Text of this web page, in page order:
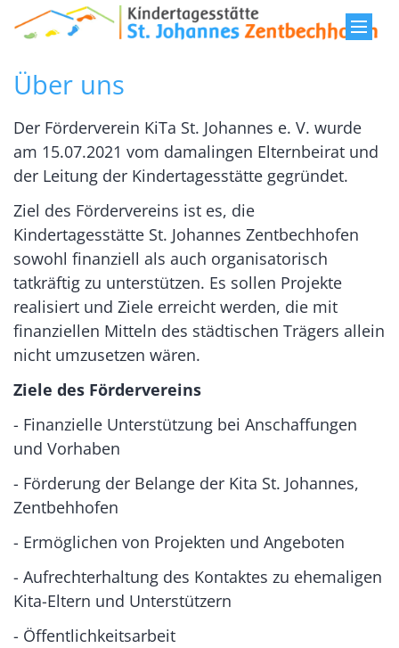
Zum Inhalt springen
Über uns
Der Förderverein KiTa St. Johannes e. V. wurde
am 15.07.2021 vom damalingen Elternbeirat und
der Leitung der Kindertagesstätte gegründet.
Ziel des Fördervereins ist es, die
Kindertagesstätte St. Johannes Zentbechhofen
sowohl finanziell als auch organisatorisch
tatkräftig zu unterstützen. Es sollen Projekte
realisiert und Ziele erreicht werden, die mit
finanziellen Mitteln des städtischen Trägers allein
nicht umzusetzen wären.
Ziele des Fördervereins
- Finanzielle Unterstützung bei Anschaffungen
und Vorhaben
- Förderung der Belange der Kita St. Johannes,
Zentbehhofen
- Ermöglichen von Projekten und Angeboten
- Aufrechterhaltung des Kontaktes zu ehemaligen
Kita-Eltern und Unterstützern
- Öffentlichkeitsarbeit